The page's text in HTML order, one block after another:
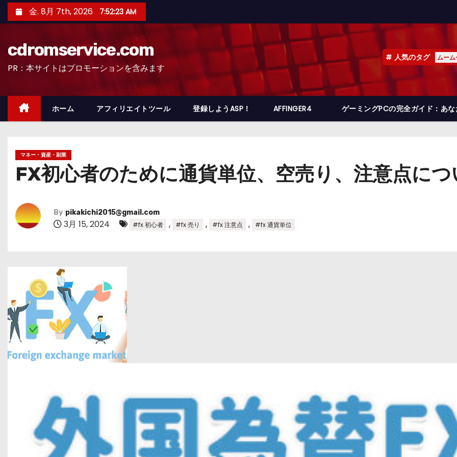
ン
ッ
金. 8月 7th, 2026 7:52:24 AM
cdromservice.com
PR：本サイトはプロモーションを含みます
人気のタグ ムー
ホーム アフィリエイトツール 登録しようASP！ AFFINGER4 ゲーミングPCの完全ガイド：あ
マネー・資産・副業
FX初心者のために通貨単位、空売り、注意点に
By pikakichi2015@gmail.com
3月 15, 2024 #fx 初心者 , #fx 売り , #fx 注意点 , #fx 通貨単位